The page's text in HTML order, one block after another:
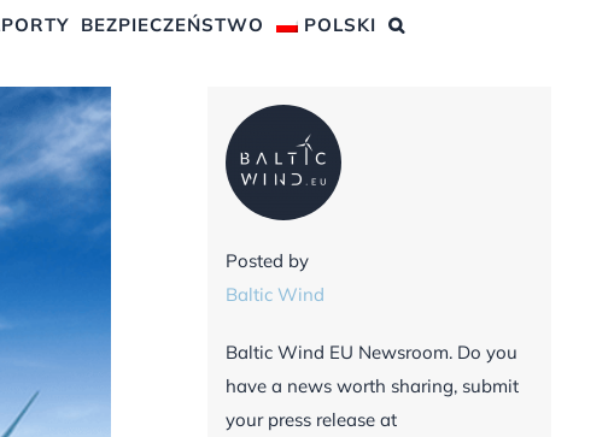
BEZPIECZEŃSTWO POLSKI
Posted by
Baltic Wind
Baltic Wind EU Newsroom. Do you
have a news worth sharing, submit
your press release at